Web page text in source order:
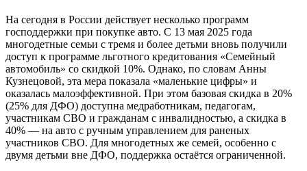
На сегодня в России действует несколько программ
господдержки при покупке авто. С 13 мая 2025 года
многодетные семьи с тремя и более детьми вновь получили
доступ к программе льготного кредитования «Семейный
автомобиль» со скидкой 10%. Однако, по словам Анны
Кузнецовой, эта мера показала «маленькие цифры» и
оказалась малоэффективной. При этом базовая скидка в 20%
(25% для ДФО) доступна медработникам, педагогам,
участникам СВО и гражданам с инвалидностью, а скидка в
40% — на авто с ручным управлением для раненых
участников СВО. Для многодетных же семей, особенно с
двумя детьми вне ДФО, поддержка остаётся ограниченной.